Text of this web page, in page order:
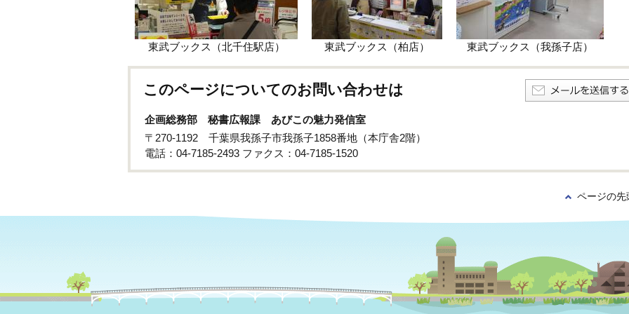
東武ブックス（北千住駅店） 東武ブックス（柏店） 東武ブックス（我孫子店）
このページについてのお問い合わせは
企画総務部 秘書広報課 あびこの魅力発信室
〒270-1192 千葉県我孫子市我孫子1858番地（本庁舎2階）
電話：04-7185-2493 ファクス：04-7185‐1520
ページの先